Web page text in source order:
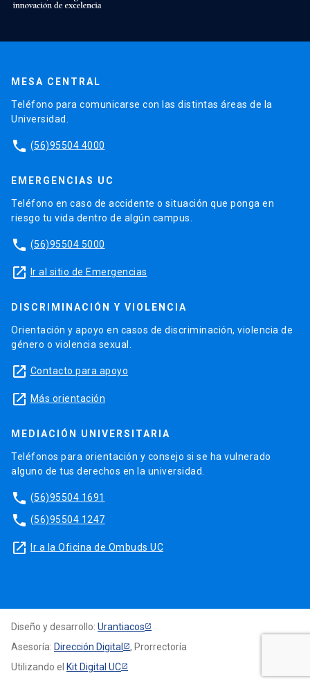
MESA CENTRAL
Teléfono para comunicarse con las distintas áreas de la
Universidad.
phone (56)95504 4000
EMERGENCIAS UC
Teléfono en caso de accidente o situación que ponga en
riesgo tu vida dentro de algún campus.
phone (56)95504 5000
launch Ir al sitio de Emergencias
DISCRIMINACIÓN Y VIOLENCIA
Orientación y apoyo en casos de discriminación, violencia de
género o violencia sexual.
launch Contacto para apoyo
launch Más orientación
MEDIACIÓN UNIVERSITARIA
Teléfonos para orientación y consejo si se ha vulnerado
alguno de tus derechos en la universidad.
phone (56)95504 1691
phone (56)95504 1247
launch Ir a la Oficina de Ombuds UC
Diseño y desarrollo: Urantiacos
Asesoría: Dirección Digital
, Prorrectoría
Utilizando el Kit Digital UC